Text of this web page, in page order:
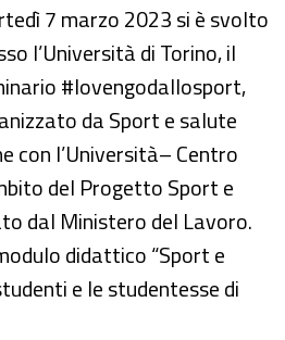
7 marzo 2023 si è svolto
l’Università di Torino, il
#Iovengodallosport,
da Sport e salute
con l’Università– Centro
del Progetto Sport e
dal Ministero del Lavoro.
didattico “Sport e
e le studentesse di